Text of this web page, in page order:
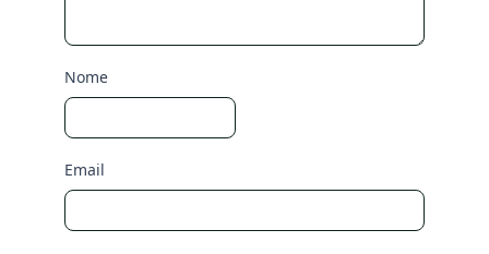
Nome
Email